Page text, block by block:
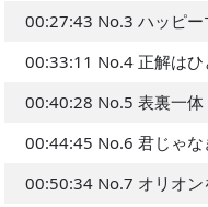
2025 7月
2025 6月
2025 5月
00:27:43 No.3 ハッピー
00:33:11 No.4 正解はひ
00:40:28 No.5 表裏一体
00:44:45 No.6 君じゃな
00:50:34 No.7 オリオン